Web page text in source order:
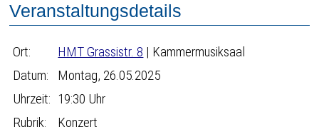
Veranstaltungsdetails
Ort: HMT Grassistr. 8 | Kammermusiksaal
Datum:
Montag, 26.05.2025
Uhrzeit: 19:30 Uhr
Rubrik:
Konzert